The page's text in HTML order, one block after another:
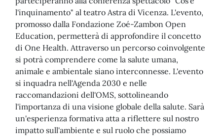
l'inquinamento" al teatro Astra di Vicenza. L'evento,
promosso dalla Fondazione Zoé-Zambon Open
Education, permetterà di approfondire il concetto
di One Health. Attraverso un percorso coinvolgente
si potrà comprendere come la salute umana,
animale e ambientale siano interconnesse. L'evento
si inquadra nell'Agenda 2030 e nelle
raccomandazioni dell'OMS, sottolineando
l'importanza di una visione globale della salute. Sarà
un'esperienza formativa atta a riflettere sul nostro
impatto sull'ambiente e sul ruolo che possiamo